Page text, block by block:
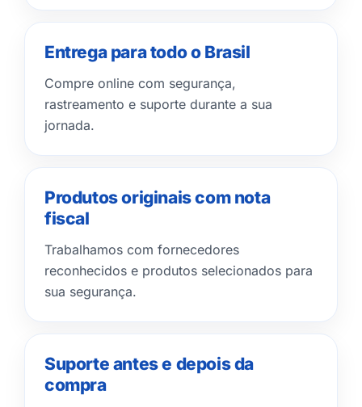
Entrega para todo o Brasil
Compre online com segurança,
rastreamento e suporte durante a sua
jornada.
Produtos originais com nota
fiscal
Trabalhamos com fornecedores
reconhecidos e produtos selecionados para
sua segurança.
Suporte antes e depois da
compra